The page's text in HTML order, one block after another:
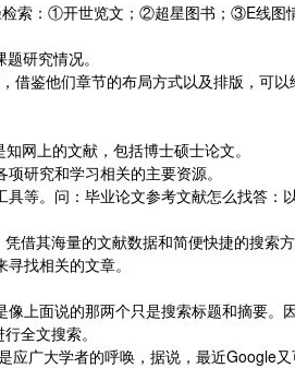
检索：①开世览文；②超星图书；③E线
研究情况。
鉴他们章节的布局方式以及排版，可以
网上的文献，包括博士硕士论文。
研究和学习相关的主要资源。
等。问：毕业论文参考文献怎么找答：
借其海量的文献数据和简便快捷的搜索
找相关的文章。
上面说的那两个只是搜索标题和摘要。
全文搜索。
广大学者的呼唤，据说，最近Google